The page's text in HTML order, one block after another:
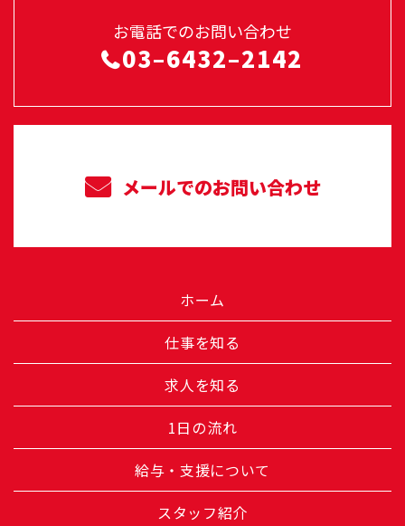
お電話でのお問い合わせ
03–6432–2142
メールでのお問い合わせ
ホーム
仕事を知る
求人を知る
1日の流れ
給与・支援について
スタッフ紹介